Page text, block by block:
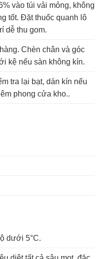
vào túi vải mỏng, không
tốt. Đặt thuốc quanh lô
dễ thu gom.
Chèn chân và góc
kệ nếu sàn không kín.
tra lại bạt, dán kín nếu
phong cửa kho..
dưới 5°C.